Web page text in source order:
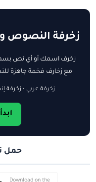
زخرفة النصوص
زخرف اسمك أو أي نص
مع زخارف فخمة جاهزة
زخرفة عربي • زخرفة
حمل
Download on the